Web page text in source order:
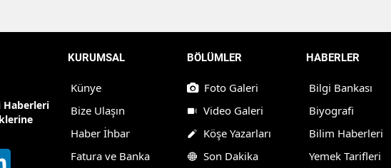
Haberleri
KURUMSAL
Künye
Bize Ulaşın
Haber İhbar
Fatura ve Banka
BÖLÜMLER
Foto Galeri
Video Galeri
Köşe Yazarları
Son Dakika
HABERLER
Bilgi Bankası
Biyografi
Bilim Haberleri
Yemek Tarifleri